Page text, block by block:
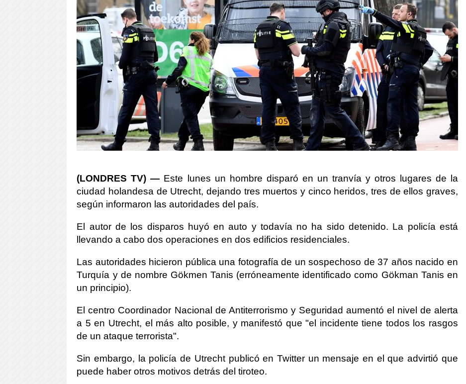
(LONDRES TV) — Este lunes un hombre disparó en un tranvía y otros lugares de la
ciudad holandesa de Utrecht, dejando tres muertos y cinco heridos, tres de ellos graves,
según informaron las autoridades del país.
El autor de los disparos huyó en auto y todavía no ha sido detenido. La policía está
llevando a cabo dos operaciones en dos edificios residenciales.
Las autoridades hicieron pública una fotografía de un sospechoso de 37 años nacido en
Turquía y de nombre Gökmen Tanis (erróneamente identificado como Gökman Tanis en
un principio).
El centro Coordinador Nacional de Antiterrorismo y Seguridad aumentó el nivel de alerta
a 5 en Utrecht, el más alto posible, y manifestó que "el incidente tiene todos los rasgos
de un ataque terrorista".
Sin embargo, la policía de Utrecht publicó en Twitter un mensaje en el que advirtió que
puede haber otros motivos detrás del tiroteo.